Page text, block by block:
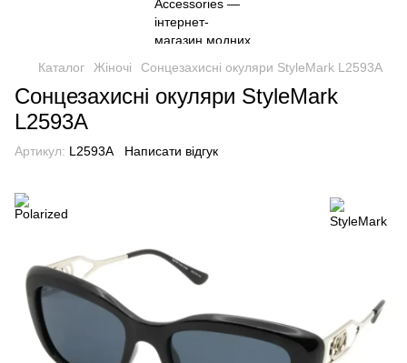
Каталог Жіночі Сонцезахисні окуляри StyleMark L2593A
Сонцезахисні окуляри StyleMark
L2593A
Артикул: L2593A Написати відгук